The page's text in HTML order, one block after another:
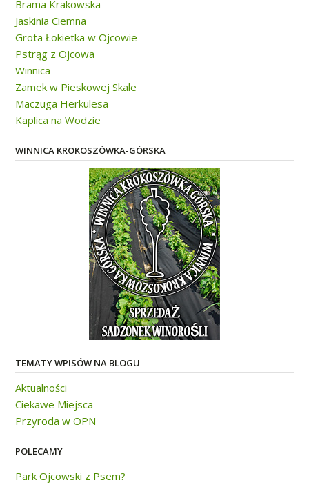
Brama Krakowska
Jaskinia Ciemna
Grota Łokietka w Ojcowie
Pstrąg z Ojcowa
Winnica
Zamek w Pieskowej Skale
Maczuga Herkulesa
Kaplica na Wodzie
WINNICA KROKOSZÓWKA-GÓRSKA
TEMATY WPISÓW NA BLOGU
Aktualności
Ciekawe Miejsca
Przyroda w OPN
POLECAMY
Park Ojcowski z Psem?